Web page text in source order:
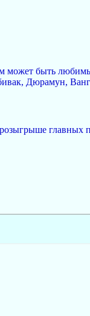
может быть
Дюрамун,
главных